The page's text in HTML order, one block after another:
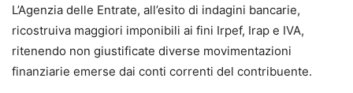
previsioni amministrative, agli istituti civilistici, nonché
alle norme penali (ad es. la sospensione disposta dal PM a
seguito di denuncia per usura).
Al professionista viene offerto un quadro completo del suo
L’Agenzia delle Entrate, all’esito di indagini bancarie,
ricostruiva maggiori imponibili ai fini Irpef, Irap e IVA,
ritenendo non giustificate diverse movimentazioni
finanziarie emerse dai conti correnti del contribuente.